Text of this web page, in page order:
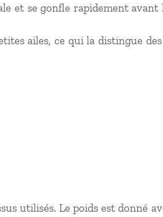
et se gonfle rapidement
ailes, ce qui la distingue
utilisés. Le poids est donné